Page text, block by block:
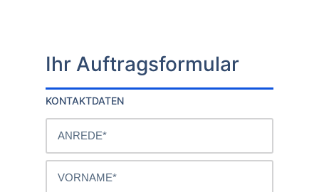
Ihr Auftragsformular
KONTAKTDATEN